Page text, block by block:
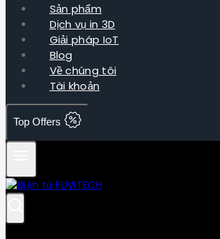
Sản phẩm
Dịch vụ in 3D
Giải pháp IoT
Blog
Về chúng tôi
Tài khoản
Top Offers